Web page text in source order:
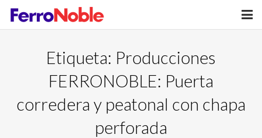
Etiqueta: Producciones
FERRONOBLE: Puerta
corredera y peatonal con chapa
perforada